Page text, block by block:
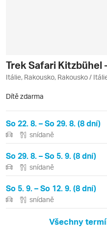
Trek Safari Kitzbühel
Itálie, Rakousko, Rakousko /
Dítě zdarma
So 22. 8. – So 29. 8. (8 dní)
snídaně
So 29. 8. – So 5. 9. (8 dní)
snídaně
So 5. 9. – So 12. 9. (8 dní)
snídaně
Všechny